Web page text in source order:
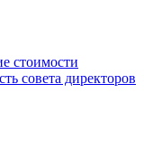
стоимости
совета директоров